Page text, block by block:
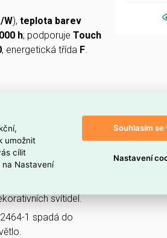
W), teplota barev
h; podporuje Touch
, energetická třída F.
nastavení intenzity
pro běžné domácí i
svítidel.
1 spadá do
umožnit
cílit
Nastavení
Souhlasím se
Nastavení